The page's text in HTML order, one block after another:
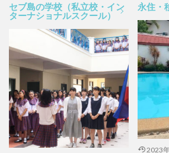
セブ島の学校（私立校・イン
ターナショナルスクール）
永住・
2023